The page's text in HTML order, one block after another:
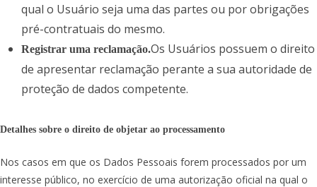
qual o Usuário seja uma das partes ou por obrigações
pré-contratuais do mesmo.
Registrar uma reclamação.Os Usuários possuem o direito
de apresentar reclamação perante a sua autoridade de
proteção de dados competente.
Detalhes sobre o direito de objetar ao processamento
Nos casos em que os Dados Pessoais forem processados por um
interesse público, no exercício de uma autorização oficial na qual o